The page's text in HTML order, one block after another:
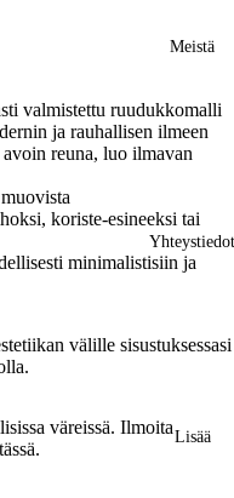
Meistä
Yhteystiedot
Lisää
valmistettu ruudukkomalli
ja rauhallisen ilmeen
reuna, luo ilmavan
koriste-esineeksi tai
minimalistisiin ja
välille sisustuksessasi
väreissä. Ilmoita